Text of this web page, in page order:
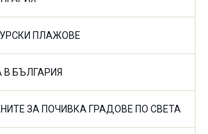
ПЛАЖОВЕ
В БЪЛГАРИЯ
ЗА ПОЧИВКА ГРАДОВЕ ПО СВЕТА